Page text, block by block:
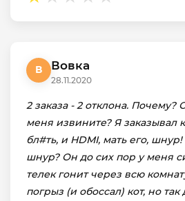
В Вовка
28.11.2020
2 заказа - 2 отклона. Почему?
меня извините? Я заказывал
бл#ть, и HDMI, мать его,
шнур? Он до сих пор у меня
телек гонит через всю
погрыз (и обоссал) кот, но